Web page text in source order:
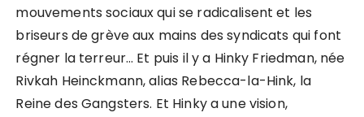
mouvements sociaux qui se radicalisent et les
briseurs de grève aux mains des syndicats qui font
régner la terreur… Et puis il y a Hinky Friedman, née
Rivkah Heinckmann, alias Rebecca-la-Hink, la
Reine des Gangsters. Et Hinky a une vision,